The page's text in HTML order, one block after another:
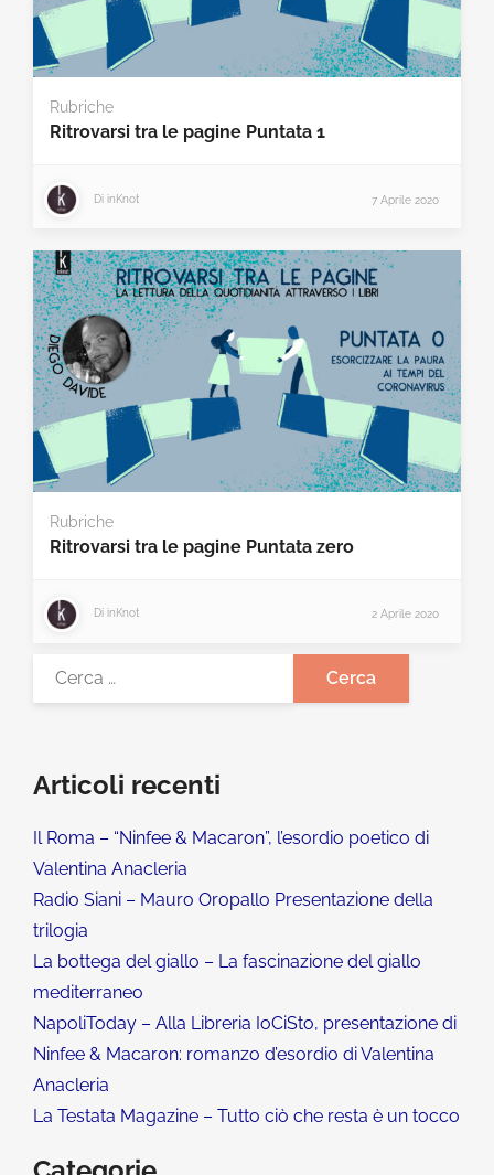
Rubriche
Ritrovarsi tra le pagine Puntata 1
Di inKnot 7 Aprile 2020
Rubriche
Ritrovarsi tra le pagine Puntata zero
Di inKnot 2 Aprile 2020
Articoli recenti
Il Roma – “Ninfee & Macaron”, l’esordio poetico di
Valentina Anacleria
Radio Siani – Mauro Oropallo Presentazione della
trilogia
La bottega del giallo – La fascinazione del giallo
mediterraneo
NapoliToday – Alla Libreria IoCiSto, presentazione di
Ninfee & Macaron: romanzo d’esordio di Valentina
Anacleria
La Testata Magazine – Tutto ciò che resta è un tocco